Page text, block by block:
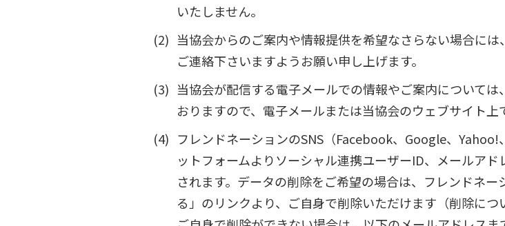
いたしません。
当協会からのご案内や情報提供を希望なさらない場合に
ご連絡下さいますようお願い申し上げます。
当協会が配信する電子メールでの情報やご案内について
おりますので、電子メールまたは当協会のウェブサイト上
フレンドネーションのSNS（Facebook、Google、
ットフォームよりソーシャル連携ユーザーID、メールア
されます。データの削除をご希望の場合は、フレンドネー
る」のリンクより、ご自身で削除いただけます（削除につ